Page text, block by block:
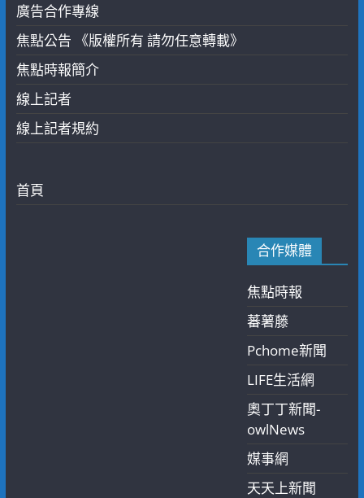
廣告合作專線
焦點公告 《版權所有 請勿任意轉載》
焦點時報簡介
線上記者
線上記者規約
首頁
合作媒體
焦點時報
蕃薯藤
Pchome新聞
LIFE生活網
奧丁丁新聞-
owlNews
媒事網
天天上新聞